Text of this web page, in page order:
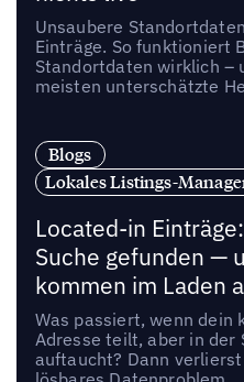
Unsaubere
Einträge. So funktioniert
Standortdaten wirklich –
meisten unterschätzte
Blogs
Lokales Listings-
Located-in
Suche gefunden —
kommen im Laden
Was passiert, wenn dein
Adresse teilt, aber in der
auftaucht? Dann